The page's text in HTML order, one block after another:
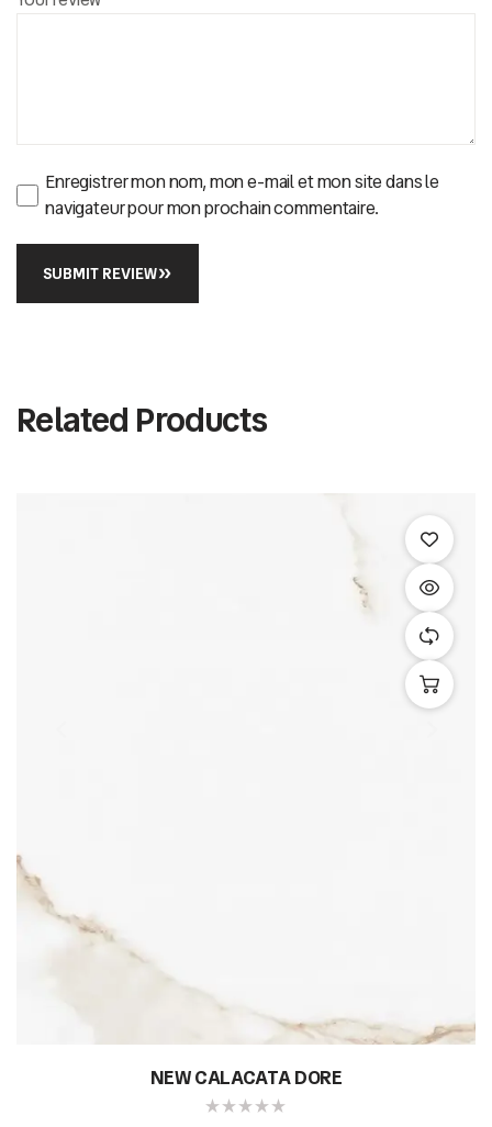
Enregistrer mon nom, mon e-mail et mon site dans le
navigateur pour mon prochain commentaire.
SUBMIT REVIEW
Related Products
NEW CALACATA DORE